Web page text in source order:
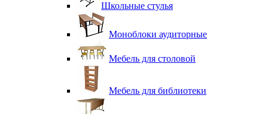
Школьные стулья
Моноблоки аудиторные
Мебель для столовой
Мебель для библиотеки